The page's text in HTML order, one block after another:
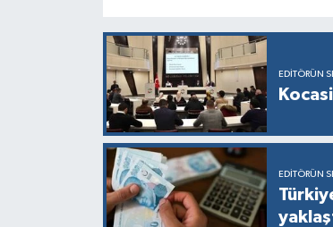
EDITÖRÜN
EDITÖRÜN